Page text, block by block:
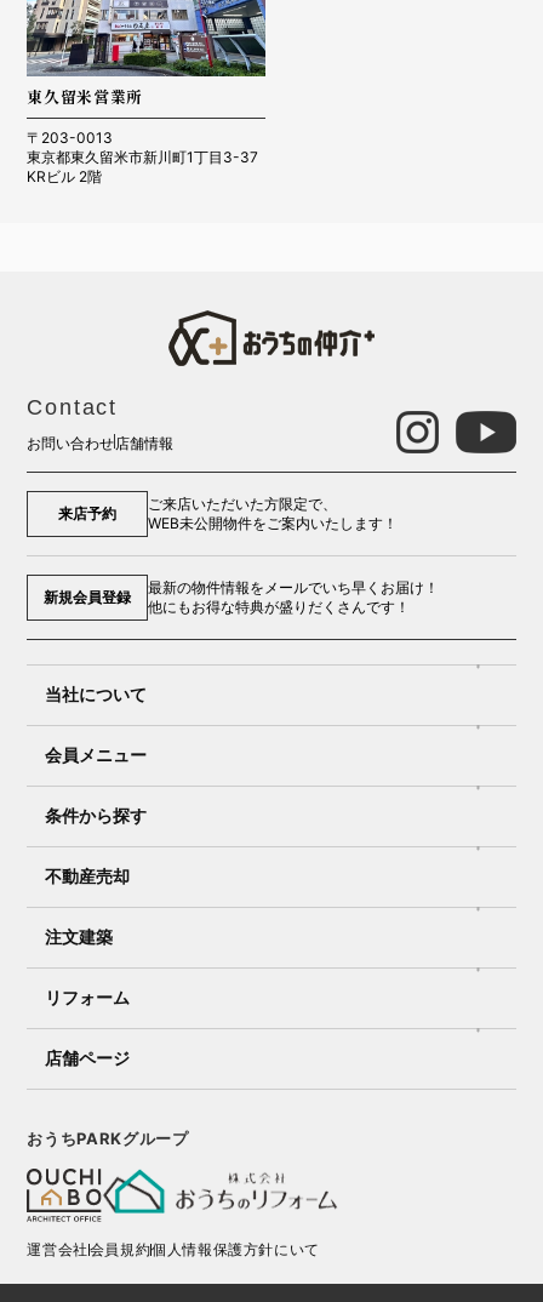
東久留米営業所
〒203-0013
東京都東久留米市新川町1丁目3-37
KRビル 2階
Contact
お問い合わせ店舗情報
来店予約
ご来店いただいた方限定で、
WEB未公開物件をご案内いたします！
新規会員登録
最新の物件情報をメールでいち早くお届け！
他にもお得な特典が盛りだくさんです！
当社について
会員メニュー
条件から探す
不動産売却
注文建築
リフォーム
店舗ページ
おうちPARKグループ
運営会社会員規約個人情報保護方針にいて